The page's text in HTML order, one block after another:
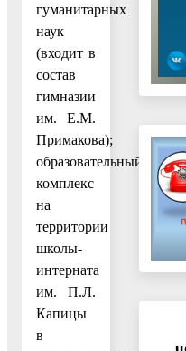
гуманитарных
наук
(входит в
состав
гимназии
им. Е.М.
Примакова);
образовательный
комплекс
на
территории
школы-
интерната
им. П.Л.
Капицы
в